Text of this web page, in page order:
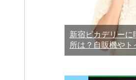
新宿ピカデリーに
所は？自販機やト